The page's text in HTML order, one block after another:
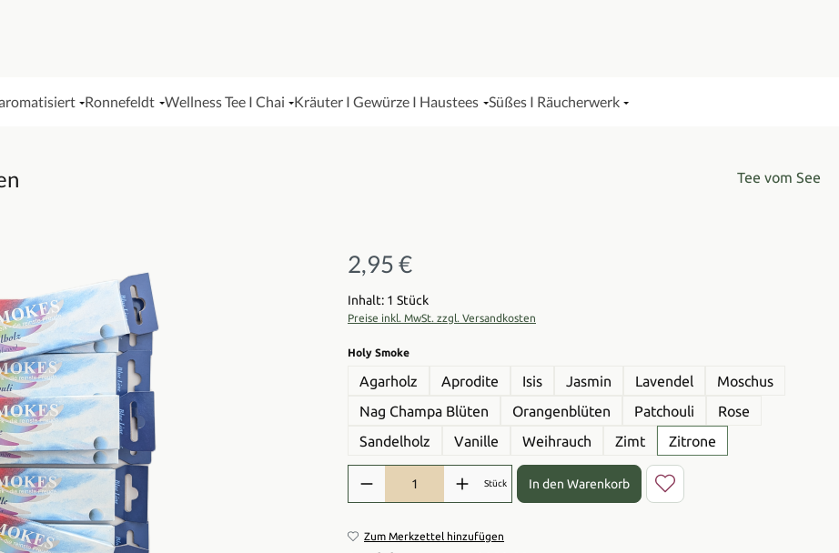
Ronnefeldt Wellness Tee I Chai Kräuter I Gewürze I Haustees Süßes I Räucherwerk
Tee vom See
Regulärer Preis:
2,95 €
Inhalt: 1 Stück
Preise inkl. MwSt. zzgl. Versandkosten
Holy Smokeauswählen
Agarholz Aprodite Isis Jasmin Lavendel
Moschus
Nag Champa Blüten
Orangenblüten Patchouli
Rose
Sandelholz
Vanille Weihrauch Zimt Zitrone
Produkt Anzahl: Gib den gewünschten Wert ein oder benutze die
Stück In den Warenkorb
Zum Merkzettel hinzufügen